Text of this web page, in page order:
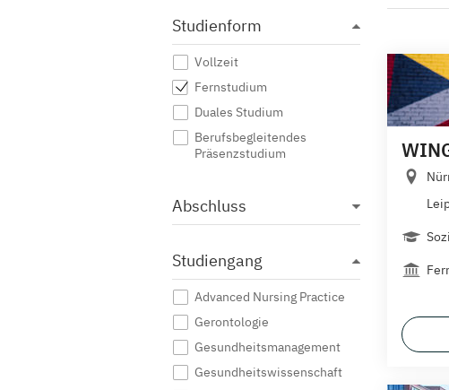
Studienform
Vollzeit
Fernstudium
Duales Studium
Berufsbegleitendes
Präsenzstudium
Abschluss
Studiengang
Advanced Nursing Practice
Gerontologie
Gesundheitsmanagement
Gesundheitswissenschaft